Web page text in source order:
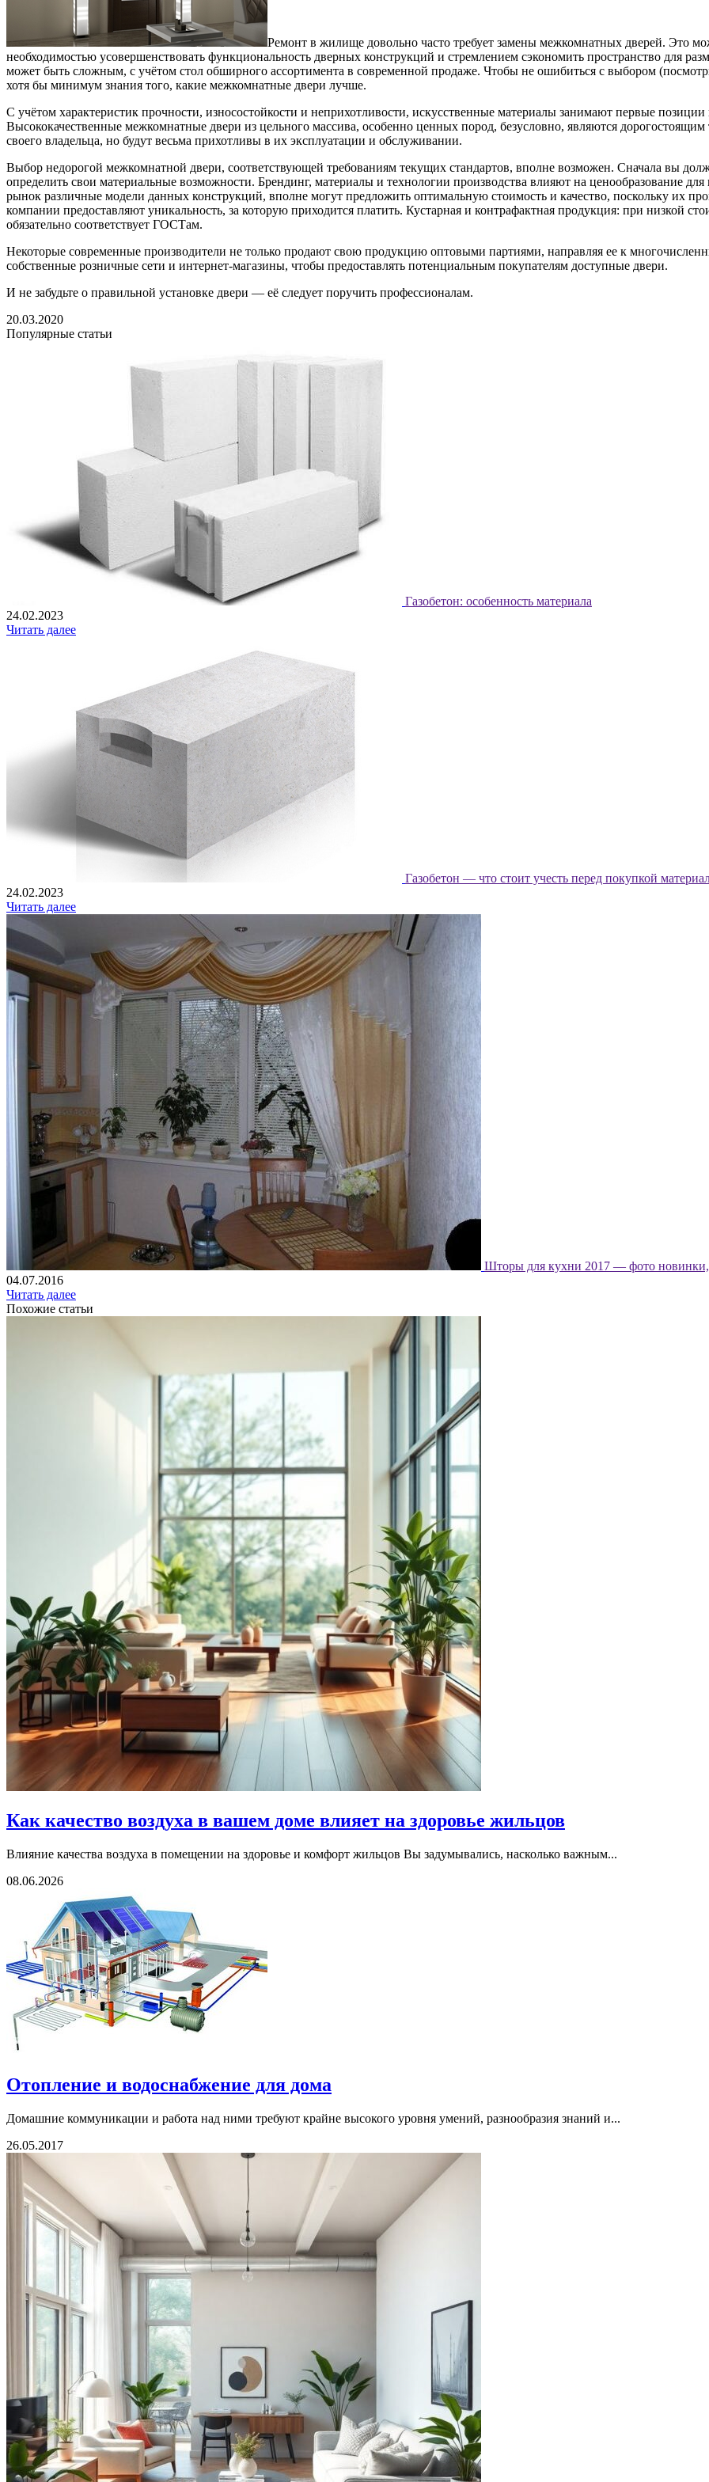
Ремонт в жилище довольно часто требует замены межкомнатных дверей. Это
необходимостью усовершенствовать функциональность дверных конструкций и стремлением сэкономить пространство для
может быть сложным, с учётом стол обширного ассортимента в современной продаже. Чтобы не ошибиться с выбором
хотя бы минимум знания того, какие межкомнатные двери лучше.
С учётом характеристик прочности, износостойкости и неприхотливости, искусственные материалы занимают первые
Высококачественные межкомнатные двери из цельного массива, особенно ценных пород, безусловно, являются
своего владельца, но будут весьма прихотливы в их эксплуатации и обслуживании.
Выбор недорогой межкомнатной двери, соответствующей требованиям текущих стандартов, вполне возможен. Сначала вы
определить свои материальные возможности. Брендинг, материалы и технологии производства влияют на ценообразование
рынок различные модели данных конструкций, вполне могут предложить оптимальную стоимость и качество, поскольку их
компании предоставляют уникальность, за которую приходится платить. Кустарная и контрафактная продукция: при низкой
обязательно соответствует ГОСТам.
Некоторые современные производители не только продают свою продукцию оптовыми партиями, направляя ее к
собственные розничные сети и интернет-магазины, чтобы предоставлять потенциальным покупателям доступные двери.
И не забудьте о правильной установке двери — её следует поручить профессионалам.
20.03.2020
Популярные статьи
Газобетон: особенность материала
24.02.2023
Читать далее
Газобетон — что стоит учесть перед покупкой
24.02.2023
Читать далее
Шторы для кухни 2017 — фото новинки,
04.07.2016
Читать далее
Похожие статьи
Как качество воздуха в вашем доме влияет на здоровье жильцов
Влияние качества воздуха в помещении на здоровье и комфорт жильцов Вы задумывались, насколько важным...
08.06.2026
Отопление и водоснабжение для дома
Домашние коммуникации и работа над ними требуют крайне высокого уровня умений, разнообразия знаний и...
26.05.2017